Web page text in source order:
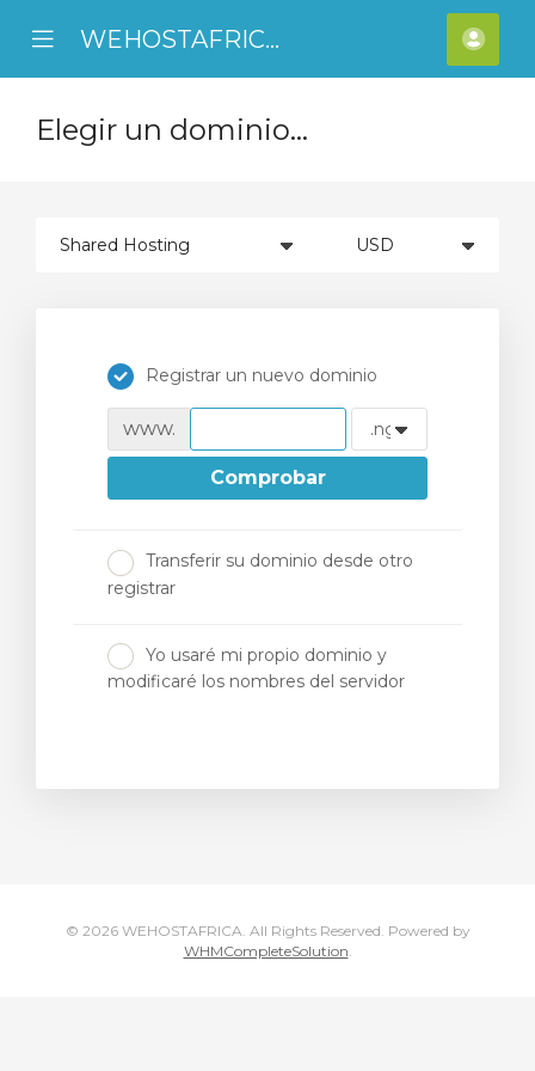
Mobile
Menu
WEHOSTAFRICA
Elegir un dominio...
Registrar un nuevo dominio
www.
Comprobar
Transferir su dominio desde otro
registrar
Yo usaré mi propio dominio y
modificaré los nombres del servidor
© 2026 WEHOSTAFRICA. All Rights Reserved. Powered by
WHMCompleteSolution